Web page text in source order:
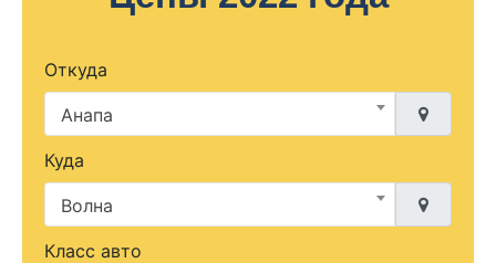
Откуда
Анапа
Куда
Волна
Класс авто